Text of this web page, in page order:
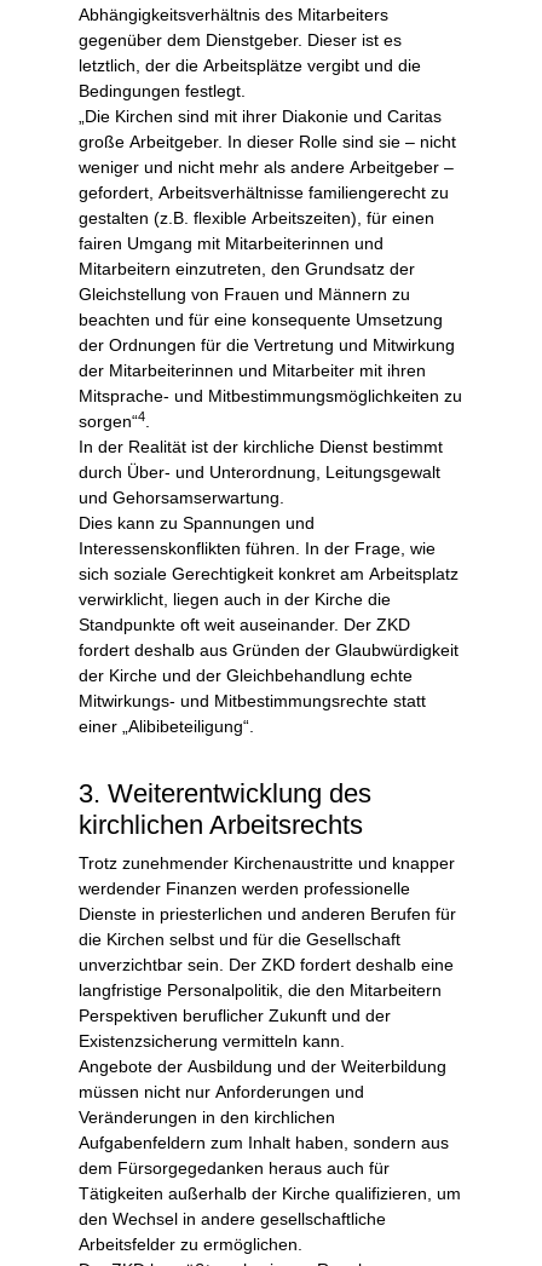
Abhängigkeitsverhältnis des Mitarbeiters
gegenüber dem Dienstgeber. Dieser ist es
letztlich, der die Arbeitsplätze vergibt und die
Bedingungen festlegt.
„Die Kirchen sind mit ihrer Diakonie und Caritas
große Arbeitgeber. In dieser Rolle sind sie – nicht
weniger und nicht mehr als andere Arbeitgeber –
gefordert, Arbeitsverhältnisse familiengerecht zu
gestalten (z.B. flexible Arbeitszeiten), für einen
fairen Umgang mit Mitarbeiterinnen und
Mitarbeitern einzutreten, den Grundsatz der
Gleichstellung von Frauen und Männern zu
beachten und für eine konsequente Umsetzung
der Ordnungen für die Vertretung und Mitwirkung
der Mitarbeiterinnen und Mitarbeiter mit ihren
Mitsprache- und Mitbestimmungsmöglichkeiten zu
sorgen“4
In der Realität ist der kirchliche Dienst bestimmt
durch Über- und Unterordnung, Leitungsgewalt
und Gehorsamserwartung.
Dies kann zu Spannungen und
Interessenskonflikten führen. In der Frage, wie
sich soziale Gerechtigkeit konkret am Arbeitsplatz
verwirklicht, liegen auch in der Kirche die
Standpunkte oft weit auseinander. Der ZKD
fordert deshalb aus Gründen der Glaubwürdigkeit
der Kirche und der Gleichbehandlung echte
Mitwirkungs- und Mitbestimmungsrechte statt
einer „Alibibeteiligung“.
3. Weiterentwicklung des
kirchlichen Arbeitsrechts
Trotz zunehmender Kirchenaustritte und knapper
werdender Finanzen werden professionelle
Dienste in priesterlichen und anderen Berufen für
die Kirchen selbst und für die Gesellschaft
unverzichtbar sein. Der ZKD fordert deshalb eine
langfristige Personalpolitik, die den Mitarbeitern
Perspektiven beruflicher Zukunft und der
Existenzsicherung vermitteln kann.
Angebote der Ausbildung und der Weiterbildung
müssen nicht nur Anforderungen und
Veränderungen in den kirchlichen
Aufgabenfeldern zum Inhalt haben, sondern aus
dem Fürsorgegedanken heraus auch für
Tätigkeiten außerhalb der Kirche qualifizieren, um
den Wechsel in andere gesellschaftliche
Arbeitsfelder zu ermöglichen.